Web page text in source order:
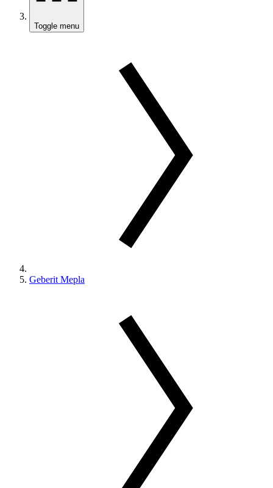
Toggle menu
Geberit Mepla